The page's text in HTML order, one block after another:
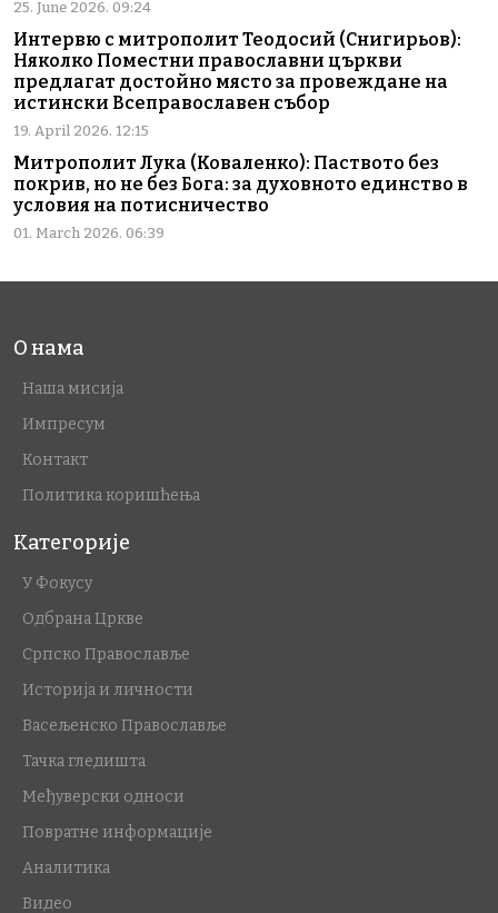
25. June 2026. 09:24
Интервю с митрополит Теодосий (Снигирьов):
Няколко Поместни православни църкви
предлагат достойно място за провеждане на
истински Всеправославен събор
19. April 2026. 12:15
Митрополит Лука (Коваленко): Паството без
покрив, но не без Бога: за духовното единство в
условия на потисничество
01. March 2026. 06:39
О нама
Наша мисија
Импресум
Контакт
Политика коришћења
Категорије
У Фокусу
Одбрана Цркве
Српско Православље
Историја и личности
Васељенско Православље
Тачка гледишта
Међуверски односи
Повратне информације
Аналитика
Видео